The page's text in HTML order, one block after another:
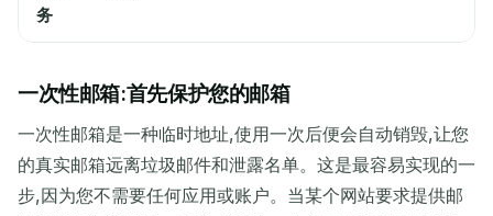
务
一次性邮箱:首先保护您的邮箱
一次性邮箱是一种临时地址,使用一次后便会自动销毁,让您
的真实邮箱远离垃圾邮件和泄露名单。这是最容易实现的一
步,因为您不需要任何应用或账户。当某个网站要求提供邮